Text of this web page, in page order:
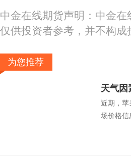
中金在线期货声明：中金
仅供投资者参考，并不构
为您推荐
天气因
近期，苹
场价格信